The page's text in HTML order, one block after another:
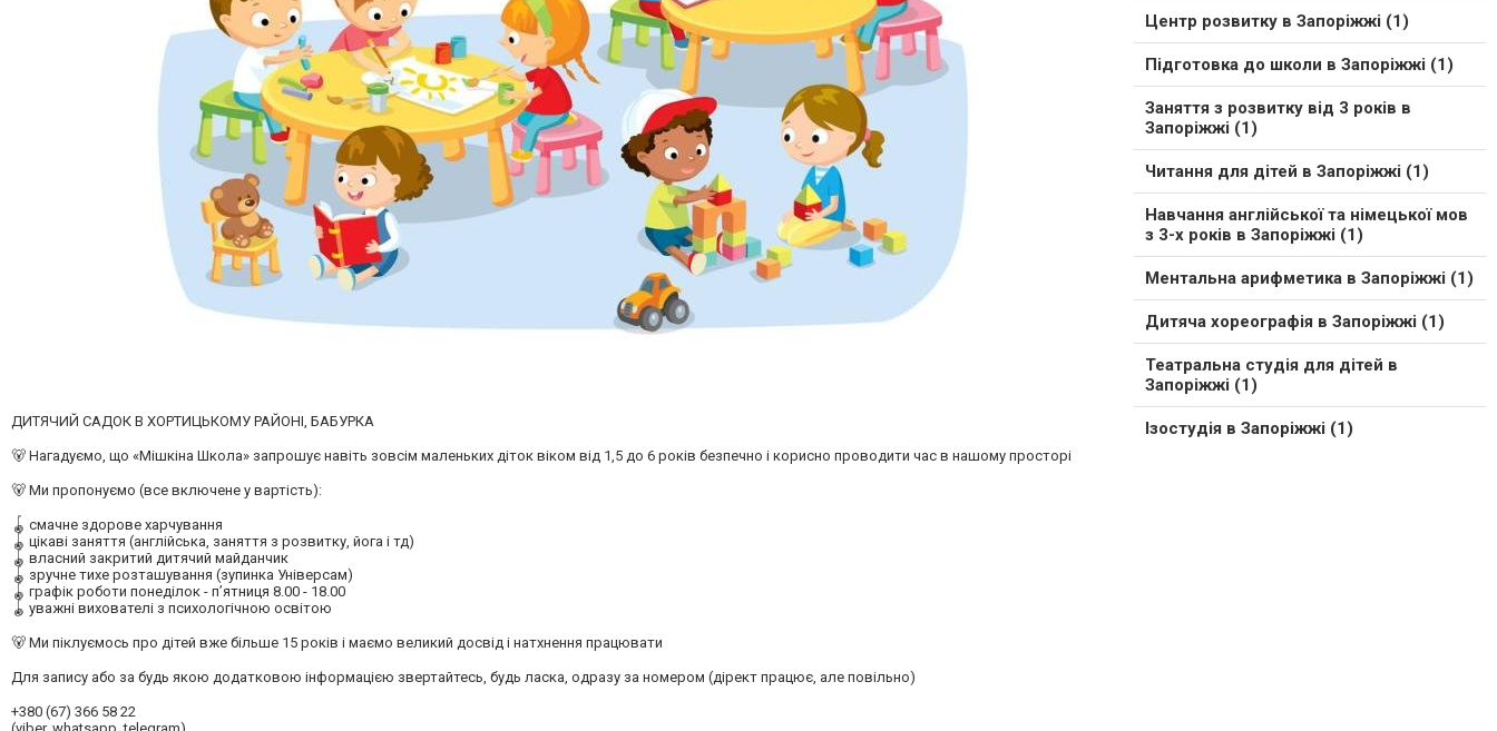
ДИТЯЧИЙ САДОК В ХОРТИЦЬКОМУ РАЙОНІ, БАБУРКА
🐻 Нагадуємо, що «Мішкіна Школа» запрошує навіть зовсім маленьких діток віком від 1,5 до 6 років безпечно і корисно проводити час в нашому просторі
🐻 Ми пропонуємо (все включене у вартість):
🪀 смачне здорове харчування
🪀 цікаві заняття (англійська, заняття з розвитку, йога і тд)
🪀 власний закритий дитячий майданчик
🪀 зручне тихе розташування (зупинка Універсам)
🪀 графік роботи понеділок - пʼятниця 8.00 - 18.00
🪀 уважні вихователі з психологічною освітою
🐻 Ми піклуємось про дітей вже більше 15 років і маємо великий досвід і натхнення працювати
Для запису або за будь якою додатковою інформацією звертайтесь, будь ласка, одразу за номером (дірект працює, але повільно)
+380 (67) 366 58 22
Центр розвитку в Запоріжжі (1)
Підготовка до школи в Запоріжжі (1)
Заняття з розвитку від 3 років в
Запоріжжі (1)
Читання для дітей в Запоріжжі (1)
Навчання англійської та німецької мов
з 3-х років в Запоріжжі (1)
Ментальна арифметика в Запоріжжі (1)
Дитяча хореографія в Запоріжжі (1)
Театральна студія для дітей в
Запоріжжі (1)
Ізостудія в Запоріжжі (1)